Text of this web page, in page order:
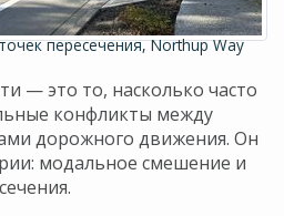
пересечения, Northup Way
— это то, насколько часто
конфликты между
дорожного движения. Он
модальное смешение и